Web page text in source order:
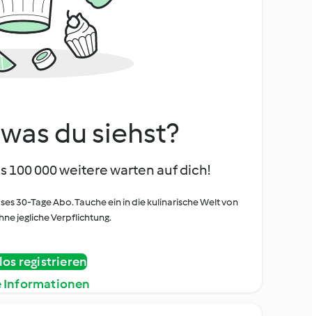
du siehst?
100 000 weitere warten auf dich!
30-Tage Abo. Tauche ein in die kulinarische Welt von
jegliche Verpflichtung.
registrieren
Informationen